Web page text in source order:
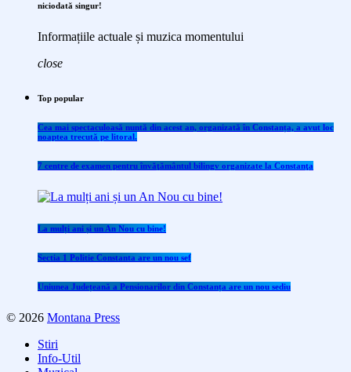
niciodată singur!
Informațiile actuale și muzica momentului
close
Top popular
Cea mai spectaculoasă nuntă din acest an, organizată în Constanța, a avut loc
noaptea trecută pe litoral.
7 centre de examen pentru învăţământul bilingv organizate la Constanţa
La mulți ani și un An Nou cu bine!
Sectia 1 Politie Constanta are un nou sef
Uniunea Județeană a Pensionarilor din Constanța are un nou sediu
© 2026 Montana Press
Stiri
Info-Util